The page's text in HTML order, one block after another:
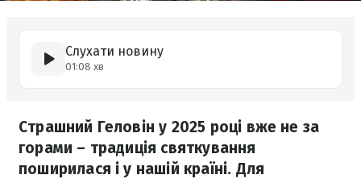
Слухати новину
01:08 хв
Страшний Геловін у 2025 році вже не за
горами – традиція святкування
поширилася і у нашій країні. Для